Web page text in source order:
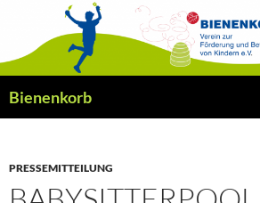
springen
Bienenkorb
PRESSEMITTEILUNG